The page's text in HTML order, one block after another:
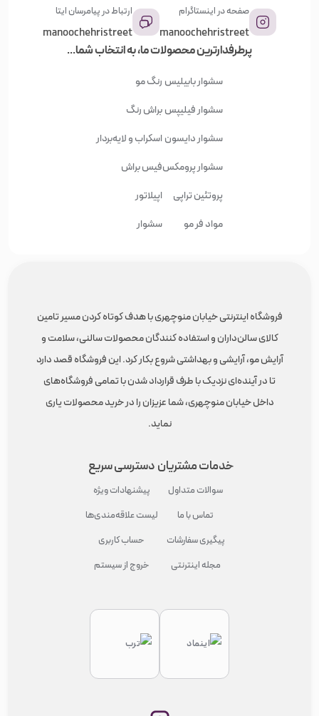
صفحه در اینستاگرام
manoochehristreet
ارتباط در پیامرسان ایتا
manoochehristreet
پرطرفدارترین محصولات ما، به انتخاب شما...
سشوار بابیلیس
سشوار فیلیپس
سشوار دایسون
سشوار پرومکس
پروتئین تراپی
مواد فر مو
رنگ مو
براش رنگ
اسکراب و لایه‌بردار
فیس براش
اپیلاتور
سشوار
فروشگاه اینترنتی خیابان منوچهری با هدف کوتاه کردن مسیر تامین
کالای سالن‌داران و استفاده کنندگان محصولات سالنی، سلامت و
آرایش مو، آرایشی و بهداشتی شروع بکار کرد. این فروشگاه قصد دارد
تا در آینده‌ای نزدیک با طرف قرارداد شدن با تمامی فروشگاه‌های
داخل خیابان منوچهری، شما عزیزان را در خرید محصولات یاری
نماید.
خدمات مشتریان
سوالات متداول
تماس با ما
پیگیری سفارشات
مجله اینترنتی
دسترسی سریع
پیشنهادات ویژه
لیست علاقه‌مندی‌ها
حساب کاربری
خروج از سیستم